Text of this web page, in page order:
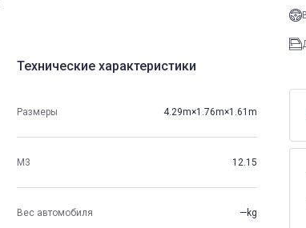
Технические характеристики
Размеры 4.29m×1.76m×1.61m
М3 12.15
Вес автомобиля —kg